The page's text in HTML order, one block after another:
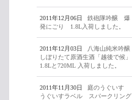
2011年12月06日
鉄砲隊吟醸 爆
発にごり 1.8L入荷しました。
2011年12月03日
八海山純米吟醸
しぼりたて原酒生酒「越後で候」
1.8Lと720ML 入荷しました。
2011年11月30日
庭のうぐいす
うぐいすラベル スパークリング